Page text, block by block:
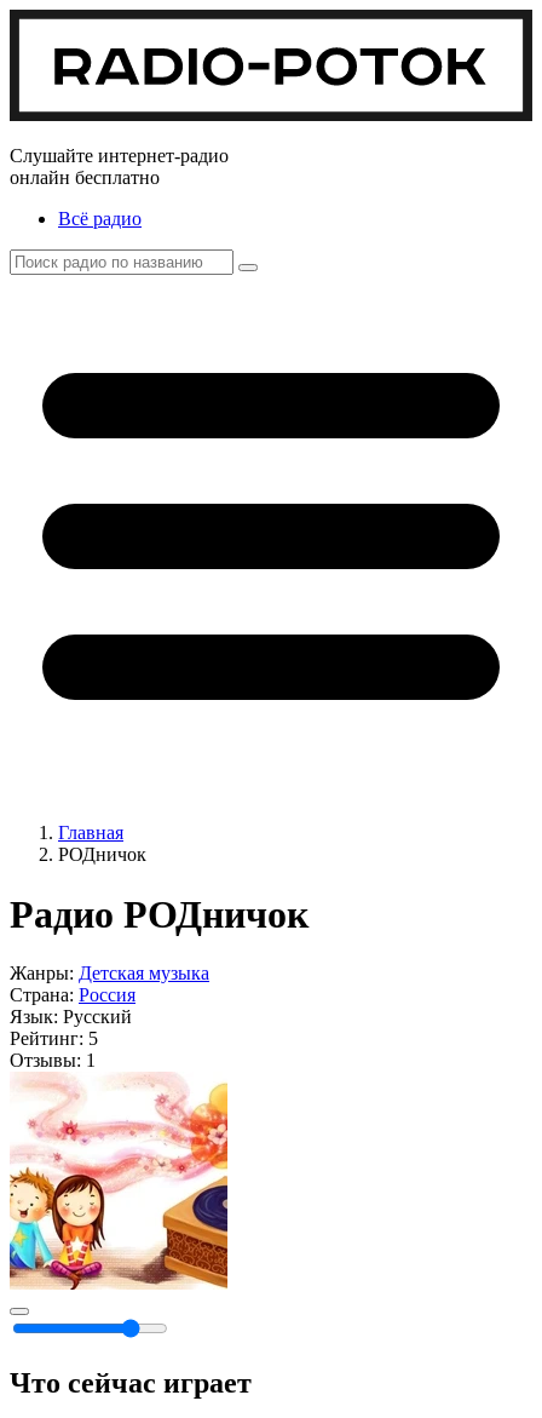
Слушайте интернет-радио
онлайн бесплатно
Всё радио
Главная
РОДничок
Радио РОДничок
Жанры: Детская музыка
Страна: Россия
Язык: Русский
Рейтинг: 5
Отзывы: 1
Что сейчас играет